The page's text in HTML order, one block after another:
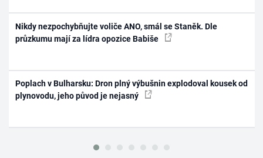
Nikdy nezpochybňujte voliče ANO, smál se Staněk. Dle
průzkumu mají za lídra opozice Babiše
Poplach v Bulharsku: Dron plný výbušnin explodoval kousek od
plynovodu, jeho původ je nejasný